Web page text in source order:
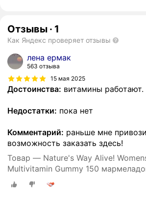
Отзывы · 1
Как Яндекс проверяет отзывы
лена ермак
563 отзыва
15 мая 2025
Достоинства: витамины
Недостатки: пока нет
Комментарий: раньше мне
возможность заказать здесь!
Товар — Nature's Way Alive!
Multivitamin Gummy 150